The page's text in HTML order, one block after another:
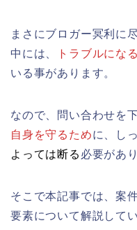
まさにブロガー冥利に
中には、
トラブルにな
いる事があります。
なので、問い合わせを
自身を守るために、し
よっては断る 必要があ
そこで本記事では、案
要素について解説して